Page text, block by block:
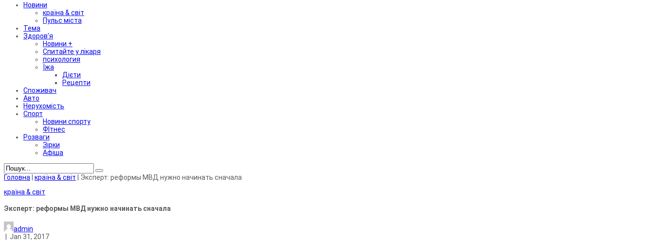
Новини
країна & світ
Пульс міста
Тема
Здоров’я
Новини +
Спитайте у лікаря
психология
Їжа
Дієти
Рецепти
Споживач
Авто
Нерухомість
Спорт
Новини спорту
ФІтнес
Розваги
Зірки
Афіша
Головна країна & світ
Эксперт: реформы МВД нужно начинать сначала
країна & світ
Эксперт: реформы МВД нужно начинать сначала
admin
Jan 31, 2017